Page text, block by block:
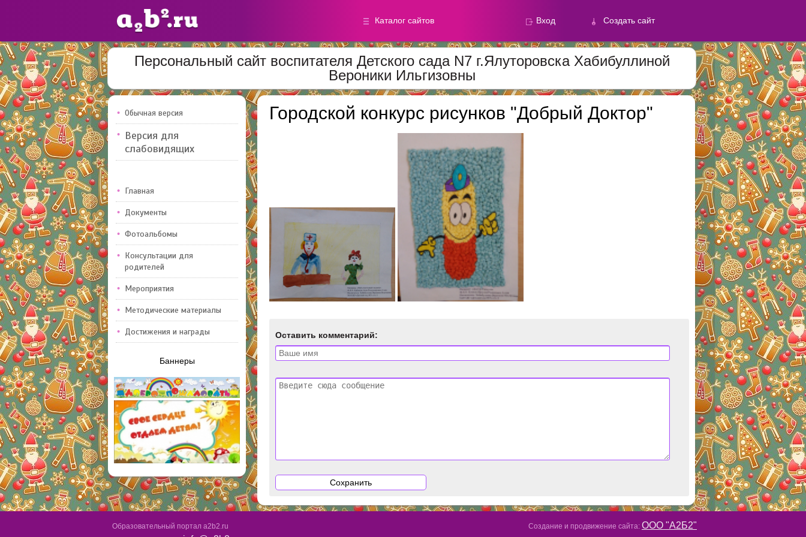
Каталог сайтов Создать сайт
Вход
педагогов
Метод.
материалы
фотографий
Создать сайт
Персональный сайт воспитателя Детского сада N7 г.Ялуторовска Хабибуллиной
Вероники Ильгизовны
Обычная версия
Версия для
слабовидящих
Главная
Документы
Фотоальбомы
Консультации для
родителей
Мероприятия
Методические материалы
Достижения и награды
Баннеры
Городской конкурс рисунков "Добрый Доктор"
Оставить комментарий:
Образовательный портал a2b2.ru
Создание и продвижение сайта: ООО "А2Б2"